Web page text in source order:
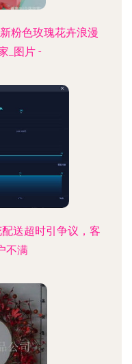
粉色玫瑰花卉浪漫
_图片 -
送超时引争议，客
不满